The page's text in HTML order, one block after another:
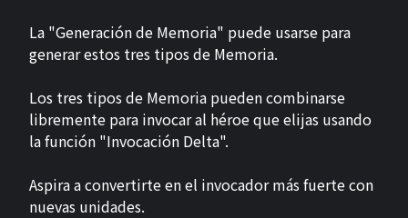
La "Generación de Memoria" puede usarse para
generar estos tres tipos de Memoria.
Los tres tipos de Memoria pueden combinarse
libremente para invocar al héroe que elijas usando
la función "Invocación Delta".
Aspira a convertirte en el invocador más fuerte con
nuevas unidades.